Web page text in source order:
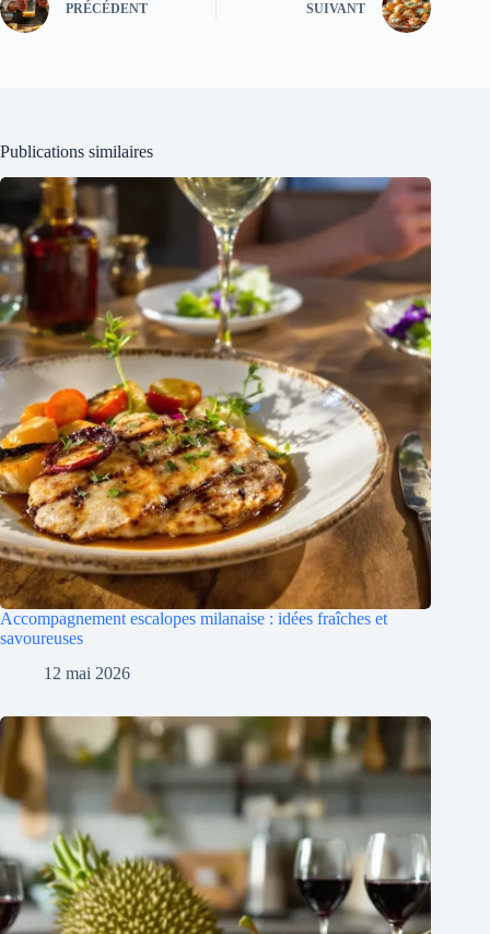
PRÉCÉDENT SUIVANT
Publications similaires
Accompagnement escalopes milanaise : idées fraîches et
savoureuses
12 mai 2026